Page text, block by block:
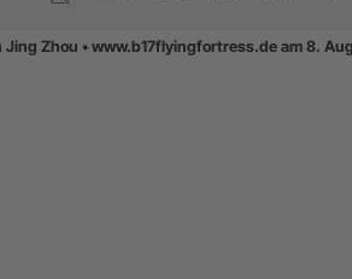
Zhou • www.b17flyingfortress.de am 8.
Zhou • www.b17flyingfortress.de am 8.